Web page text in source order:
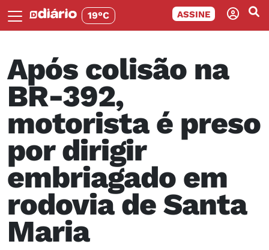
19°C ASSINE
Após colisão na
BR-392,
motorista é preso
por dirigir
embriagado em
rodovia de Santa
Maria